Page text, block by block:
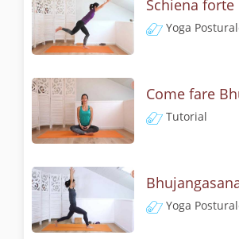
Yoga
Tutorial
Yoga